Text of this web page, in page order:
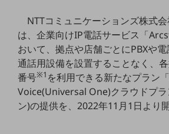
Smart Healthcare
Smart Industry
Smart Mobility
Smart Worksite
生成AI(Generative AI)
地域の取り組み
地域社会を支える皆さまと地域課題の解決や
地域経済のさらなる活性化に取り組みます
自治体・地域社会との共創
NTTコミュニケーションズ株式
は、企業向けIP電話サービス「
おいて、拠点や店舗ごとにPBXや
通話用設備を設置することなく、
番号※1 を利用できる新たなプラン
Voice(Universal One)クラウドプラ
ン)の提供を、2022年11月1日より